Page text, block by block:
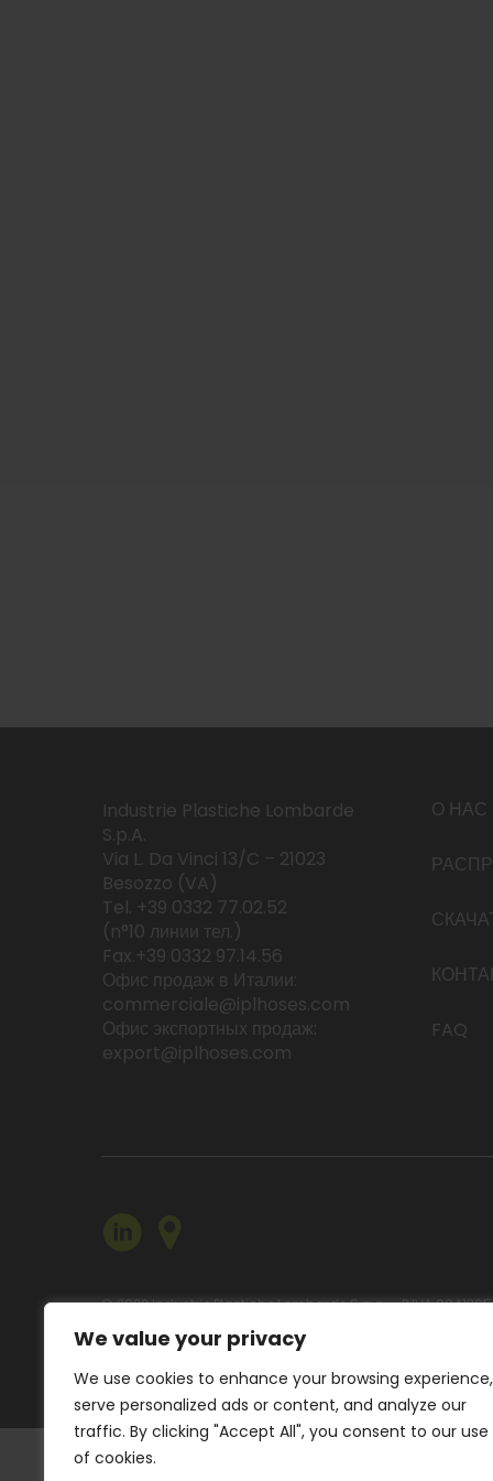
We value your privacy
We use cookies to enhance your browsing experience,
serve personalized ads or content, and analyze our
traffic. By clicking "Accept All", you consent to our use
of cookies.
Industrie Plastiche Lombarde
S.p.A.
Via L. Da Vinci 13/C – 21023
Besozzo (VA)
Tel. +39 0332 77.02.52
(n°10 линии тел.)
Fax.+39 0332 97.14.56
Офис продаж в Италии:
commerciale@iplhoses.com
Офис экспортных продаж:
export@iplhoses.com
О НАС
FAQ
© 2022 Industrie Plastiche Lombarde S.p.a. - P.IVA